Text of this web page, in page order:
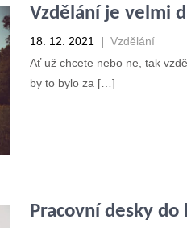
Vzdělání je velmi
18. 12. 2021 | Vzdělání
Ať už chcete nebo ne, tak
by to bylo za […]
Pracovní desky do